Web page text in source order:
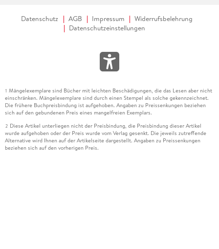
Datenschutz AGB Impressum
Widerrufsbelehrung
Datenschutzeinstellungen
1 Mängelexemplare sind Bücher mit leichten Beschädigungen, die das Lesen aber nicht
einschränken. Mängelexemplare sind durch einen Stempel als solche gekennzeichnet.
Die frühere Buchpreisbindung ist aufgehoben. Angaben zu Preissenkungen beziehen
sich auf den gebundenen Preis eines mangelfreien Exemplars.
2 Diese Artikel unterliegen nicht der Preisbindung, die Preisbindung dieser Artikel
wurde aufgehoben oder der Preis wurde vom Verlag gesenkt. Die jeweils zutreffende
Alternative wird Ihnen auf der Artikelseite dargestellt. Angaben zu Preissenkungen
beziehen sich auf den vorherigen Preis.